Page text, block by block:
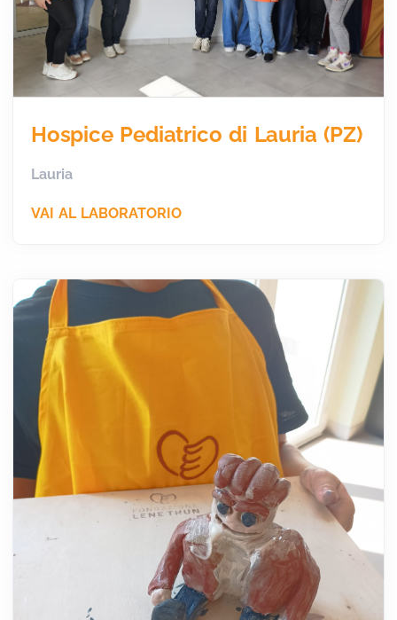
Hospice Pediatrico di Lauria (PZ)
Lauria
VAI AL LABORATORIO